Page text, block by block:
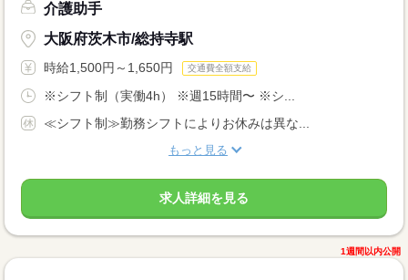
介護助手
大阪府茨木市/総持寺駅
時給1,500円～1,650円 交通費全額支給
※シフト制（実働4h） ※週15時間〜 ※シ...
≪シフト制≫勤務シフトによりお休みは異な...
もっと見る
求人詳細を見る
1週間以内公開